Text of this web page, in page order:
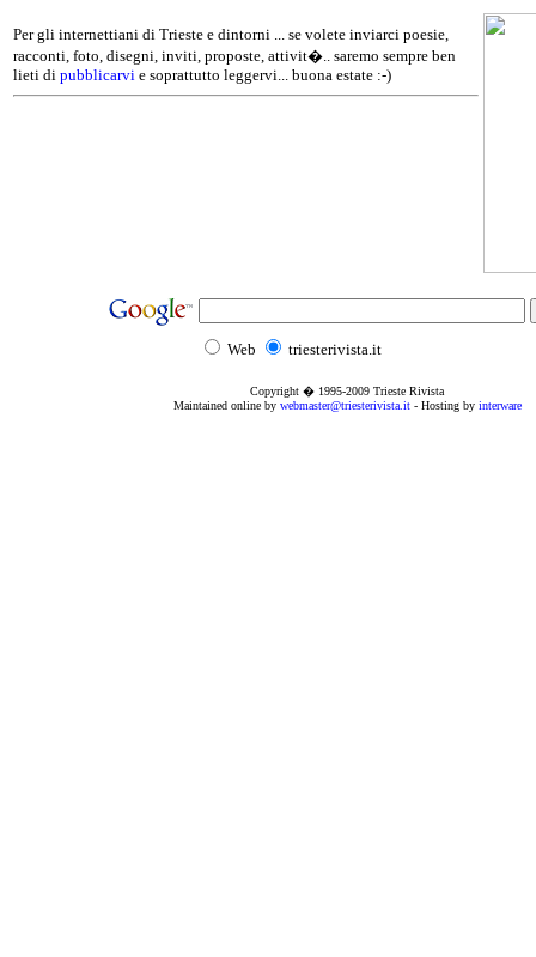
Per gli internettiani di Trieste e dintorni ... se volete inviarci poesie,
racconti, foto, disegni, inviti, proposte, attivit�.. saremo sempre ben
lieti di pubblicarvi e soprattutto leggervi... buona estate :-)
Web triesterivista.it
Copyright � 1995-2009 Trieste Rivista
Maintained online by webmaster@triesterivista.it- Hosting by interware